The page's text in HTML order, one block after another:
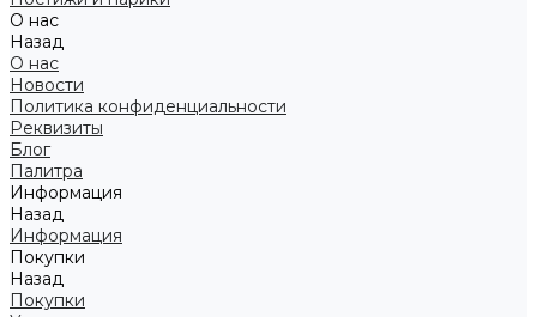
О нас
Назад
О нас
Новости
Политика конфиденциальности
Реквизиты
Блог
Палитра
Информация
Назад
Информация
Покупки
Назад
Покупки